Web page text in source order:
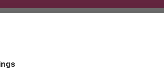
„Polypille“ spaltet Europa